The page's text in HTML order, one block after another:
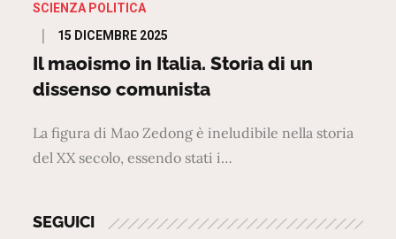
SCIENZA POLITICA
Posted
on
15 DICEMBRE 2025
Il maoismo in Italia. Storia di un
dissenso comunista
La figura di Mao Zedong è ineludibile nella storia
del XX secolo, essendo stati i…
SEGUICI